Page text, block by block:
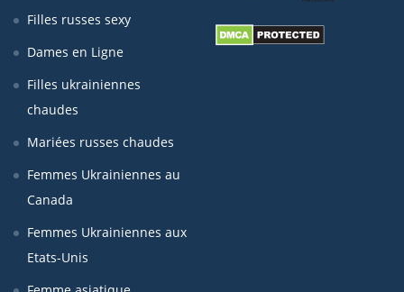
Filles russes sexy
Dames en Ligne
Filles ukrainiennes
chaudes
Mariées russes chaudes
Femmes Ukrainiennes au
Canada
Femmes Ukrainiennes aux
Etats-Unis